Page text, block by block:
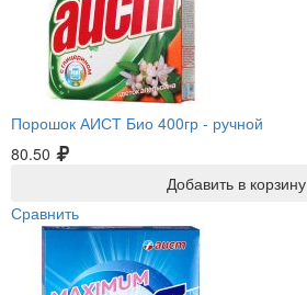
Порошок АИСТ Био 400гр - ручной
80.50
Добавить в корзину
Сравнить